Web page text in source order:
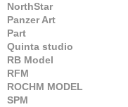
NorthStar
Panzer Art
Part
Quinta studio
RB Model
RFM
ROCHM MODEL
SPM